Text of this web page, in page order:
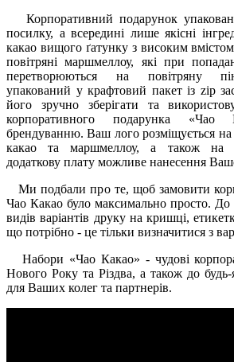
Корпоративний подарунок
посилку, а всередині лише якісні
какао вищого ґатунку з високим вмістом
повітряні маршмеллоу, які при
перетворюються на повітряну
упакований у крафтовий пакет із zip
його зручно зберігати та
корпоративного подарунка «Чао
брендуванню. Ваш лого розміщується на
какао та маршмеллоу, а також на
додаткову плату можливе нанесення
Ми подбали про те, щоб замовити
Чао Какао було максимально просто. До
видів варіантів друку на кришці,
що потрібно - це тільки визначитися з
Набори «Чао Какао» - чудові
Нового Року та Різдва, а також до будь-
для Ваших колег та партнерів.